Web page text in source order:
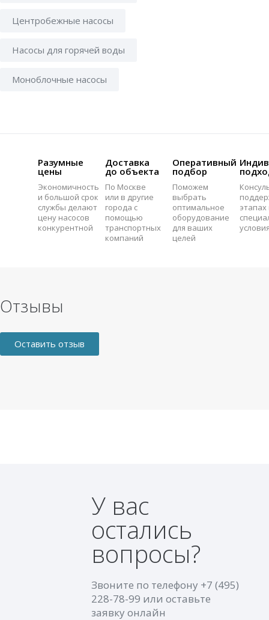
Центробежные насосы
Насосы для горячей воды
Моноблочные насосы
Разумные
цены
Экономичность
и большой срок
службы делают
цену насосов
конкурентной
Доставка
до объекта
По Москве
или в другие
города с
помощью
транспортных
компаний
Оперативный
подбор
Поможем
выбрать
оптимальное
оборудование
для ваших
целей
этапах
Отзывы
Оставить отзыв
У вас
остались
вопросы?
Звоните по телефону +7 (495)
228-78-99 или оставьте
заявку онлайн